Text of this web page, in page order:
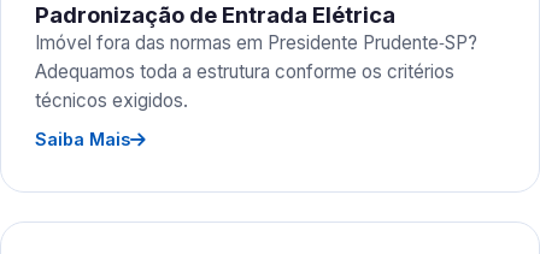
Padronização de Entrada Elétrica
Imóvel fora das normas em Presidente Prudente‑SP?
Adequamos toda a estrutura conforme os critérios
técnicos exigidos.
Saiba Mais